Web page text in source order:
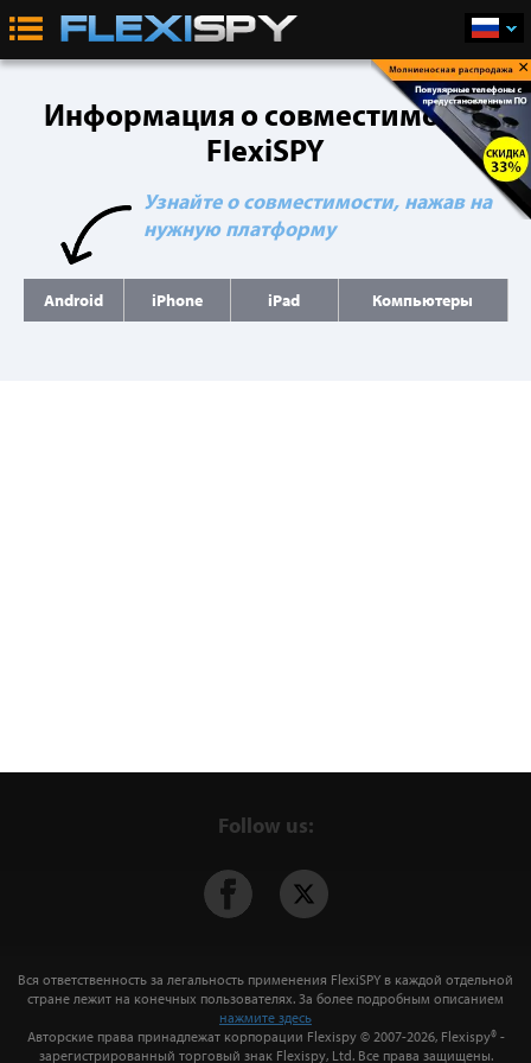
×
Информация о совместимости
FlexiSPY
Узнайте о совместимости, нажав на
нужную платформу
Android iPhone iPad Компьютеры
Follow us:
Вся ответственность за легальность применения FlexiSPY в каждой отдельной
стране лежит на конечных пользователях. За более подробным описанием
нажмите здесь
Авторские права принадлежат корпорации Flexispy © 2007-2026, Flexispy® -
зарегистрированный торговый знак Flexispy, Ltd. Все права защищены.